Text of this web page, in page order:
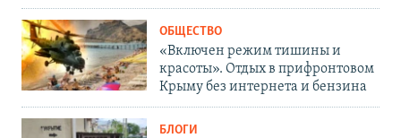
ОБЩЕСТВО
«Включен режим тишины и
красоты». Отдых в прифронтовом
Крыму без интернета и бензина
БЛОГИ